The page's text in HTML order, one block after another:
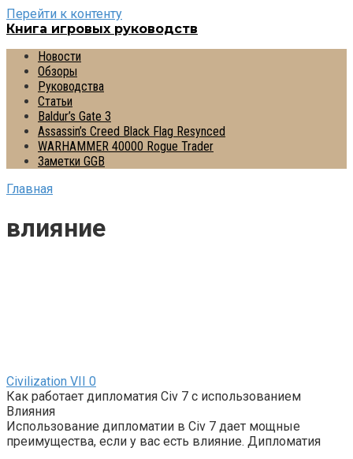
Перейти к контенту
Книга игровых руководств
Новости
Обзоры
Руководства
Статьи
Baldur’s Gate 3
Assassin’s Creed Black Flag Resynced
WARHAMMER 40000 Rogue Trader
Заметки GGB
Главная
влияние
Civilization VII 0
Как работает дипломатия Civ 7 с использованием
Влияния
Использование дипломатии в Civ 7 дает мощные
преимущества, если у вас есть влияние. Дипломатия